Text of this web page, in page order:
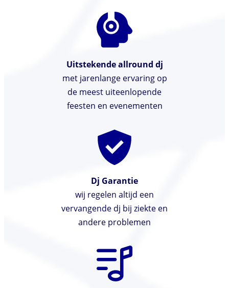
Uitstekende allround dj
met jarenlange ervaring op
de meest uiteenlopende
feesten en evenementen
Dj Garantie
wij regelen altijd een
vervangende dj bij ziekte en
andere problemen